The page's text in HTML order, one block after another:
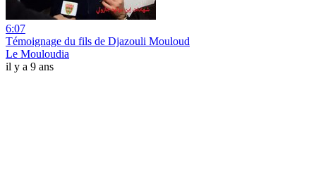
6:07
Témoignage du fils de Djazouli Mouloud
Le Mouloudia
il y a 9 ans